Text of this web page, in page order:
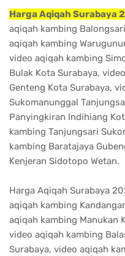
Harga Aqiqah Surabaya
aqiqah kambing
aqiqah kambing
video aqiqah kambing
Bulak Kota Surabaya,
Genteng Kota Surabaya,
Sukomanunggal
Panyingkiran Indihiang
kambing Tanjungsari
kambing Baratajaya
Kenjeran Sidotopo Wetan.
Harga Aqiqah Surabaya
aqiqah kambing
aqiqah kambing Manukan
video aqiqah kambing
Surabaya, video aqiqah